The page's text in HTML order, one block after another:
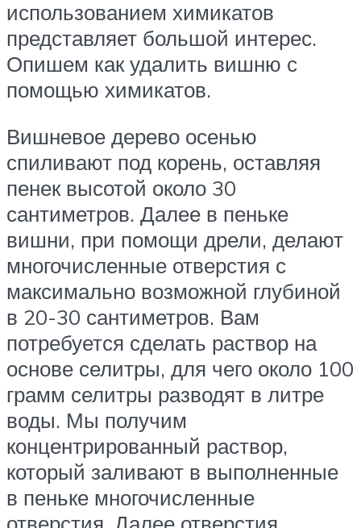
использованием химикатов
представляет большой интерес.
Опишем как удалить вишню с
помощью химикатов.
Вишневое дерево осенью
спиливают под корень, оставляя
пенек высотой около 30
сантиметров. Далее в пеньке
вишни, при помощи дрели, делают
многочисленные отверстия с
максимально возможной глубиной
в 20-30 сантиметров. Вам
потребуется сделать раствор на
основе селитры, для чего около 100
грамм селитры разводят в литре
воды. Мы получим
концентрированный раствор,
который заливают в выполненные
в пеньке многочисленные